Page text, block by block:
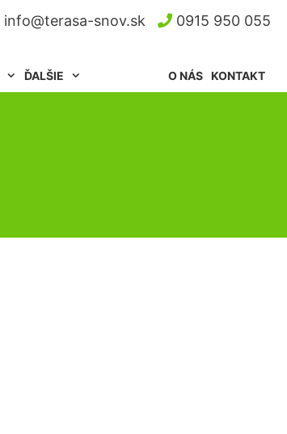
info@terasa-snov.sk 0915 950 055
ĎALŠIE KONTAKT
O NÁS